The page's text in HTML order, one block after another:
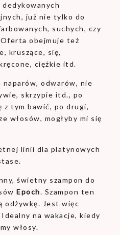
dedykowanych
już nie tylko do
suchych, czy
obejmuje też
kruszące, się,
ciężkie itd.
odwarów, nie
skrzypie itd., po
z tym bawić, po drugi,
włosów, mogłyby mi się
linii dla platynowych
świetny szampon do
Epoch. Szampon ten
odżywkę. Jest więc
na wakacje, kiedy
włosy.